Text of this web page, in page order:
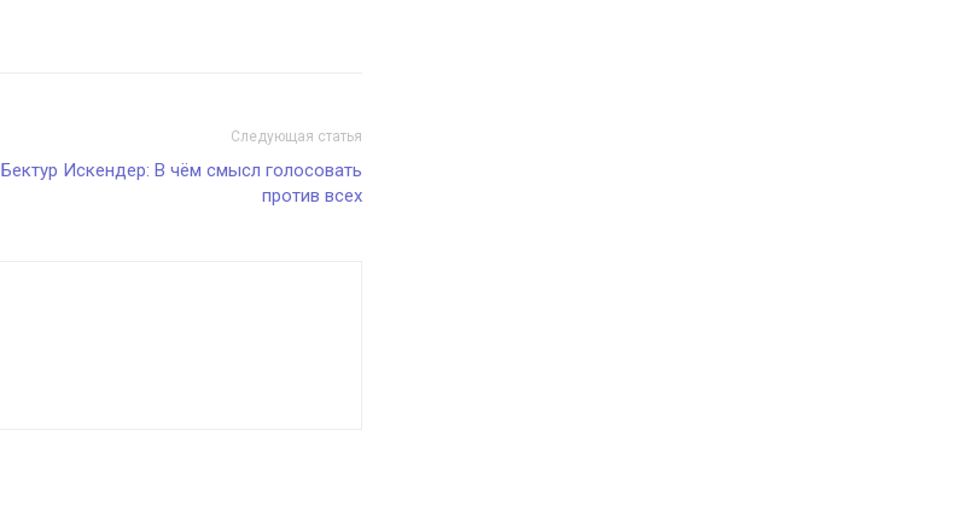
Следующая статья
Бектур Искендер: В чём смысл голосовать
против всех